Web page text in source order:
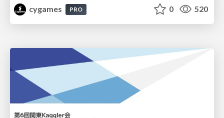
cygames
PRO 0 520